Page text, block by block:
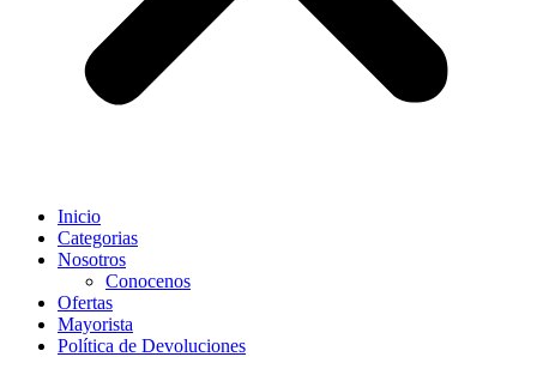
Inicio
Categorias
Nosotros
Conocenos
Ofertas
Mayorista
Política de Devoluciones